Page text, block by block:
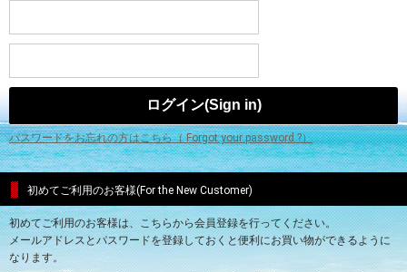
パスワードをお忘れの方はこちら（ Forgot your password ?）
初めてご利用のお客様(For the New Customer)
初めてご利用のお客様は、こちらから会員登録を行ってください。
メールアドレスとパスワードを登録しておくと便利にお買い物ができるように
なります。